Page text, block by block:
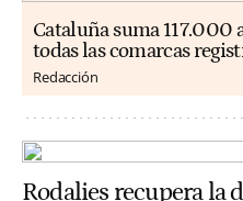
Cataluña suma 117.000
todas las comarcas
Redacción
Rodalies recupera la